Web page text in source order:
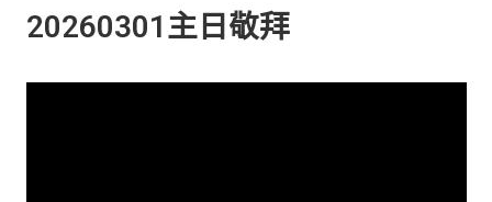
20260301主日敬拜